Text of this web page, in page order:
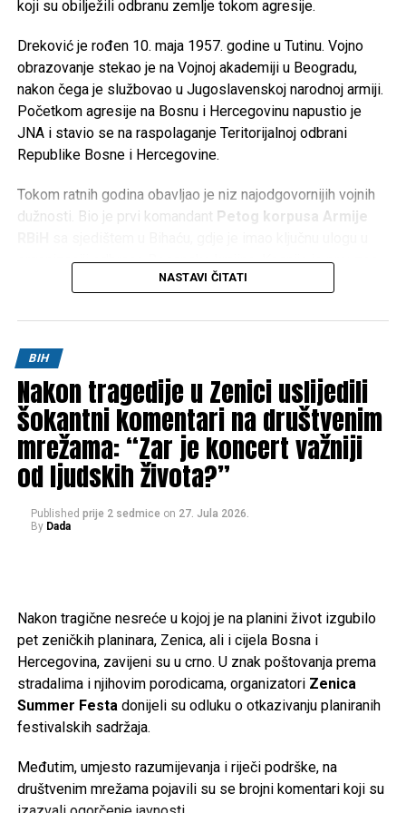
koji su obilježili odbranu zemlje tokom agresije.
Dreković je rođen 10. maja 1957. godine u Tutinu. Vojno
obrazovanje stekao je na Vojnoj akademiji u Beogradu,
nakon čega je službovao u Jugoslavenskoj narodnoj armiji.
Početkom agresije na Bosnu i Hercegovinu napustio je
JNA i stavio se na raspolaganje Teritorijalnoj odbrani
Republike Bosne i Hercegovine.
Tokom ratnih godina obavljao je niz najodgovornijih vojnih
dužnosti. Bio je prvi komandant Petog korpusa Armije
organizaciji odbrane Bosanske krajine. Kasnije je preuzeo
Četvrtim korpusom Armije RBiH
politička pitanja Generalštaba Armije RBiH.
Za doprinos u odbrani Bosne i Hercegovine odlikovan je
brojnim vojnim i državnim priznanjima te je ostao upamćen
kao jedan od ključnih stratega u organizaciji i razvoju Armije
Republike Bosne i Hercegovine.
Vijest o njegovoj smrti s tugom je primio i general
Ajnadžić, koji se od Drekovića oprostio emotivnom
porukom na društvenim mrežama.
spreman dati sve za Bihać, Hercegovinu i cijelu Bosnu i
Hercegovinu.
Neka mu Uzvišeni Allah podari Džennet, oprosti grijehe i
nagradi ga za sve što je učinio. Porodici, prijateljima i
svima koji tuguju za njim upućujem iskreno saučešće.
u historiji Bosne i Hercegovine i u sjećanju onih koji cijene
slobodu – poručio je Ajnadžić.
NASTAVI ČITATI
BIH
Nakon tragedije u Zenici uslijedili
šokantni komentari na društvenim
mrežama: “Zar je koncert važniji
od ljudskih života?”
Published prije 2 sedmice on 27. Jula 2026.
By Dada
Nakon tragične nesreće u kojoj je na planini život izgubilo
pet zeničkih planinara, Zenica, ali i cijela Bosna i
Hercegovina, zavijeni su u crno. U znak poštovanja prema
stradalima i njihovim porodicama, organizatori Zenica
Summer Festadonijeli su odluku o otkazivanju planiranih
festivalskih sadržaja.
Međutim, umjesto razumijevanja i riječi podrške, na
društvenim mrežama pojavili su se brojni komentari koji su